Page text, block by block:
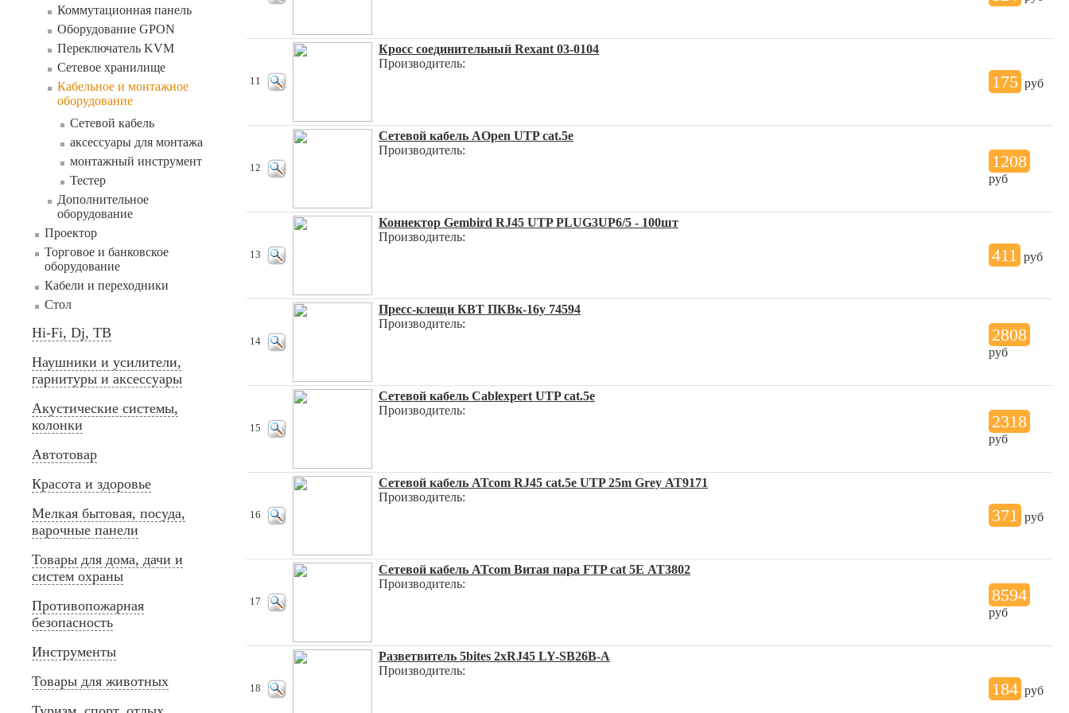
Коммутационная панель
Оборудование GPON
Переключатель KVM
Сетевое хранилище
Кабельное и монтажное
оборудование
Сетевой кабель
аксессуары для монтажа
монтажный инструмент
Тестер
Дополнительное
оборудование
Проектор
Торговое и банковское
оборудование
Кабели и переходники
Стол
Hi-Fi, Dj, ТВ
Наушники и усилители,
гарнитуры и аксессуары
Акустические системы,
колонки
Автотовар
Красота и здоровье
Мелкая бытовая, посуда,
варочные панели
Товары для дома, дачи и
систем охраны
Противопожарная
безопасность
Инструменты
Товары для животных
11
Кросс соединительный Rexant 03-0104
Производитель:
175 руб
12
Сетевой кабель AOpen UTP cat.5e
Производитель:
1208
руб
13
Коннектор Gembird RJ45 UTP PLUG3UP6/5 - 100шт
Производитель:
411 руб
14
Пресс-клещи КВТ ПКВк-16у 74594
Производитель:
2808
руб
15
Сетевой кабель Cablexpert UTP cat.5e
Производитель:
2318
руб
16
Сетевой кабель ATcom RJ45 cat.5e UTP 25m Grey АТ9171
Производитель:
371 руб
17
Сетевой кабель ATcom Витая пара FTP cat 5E АТ3802
Производитель:
8594
руб
18
Разветвитель 5bites 2xRJ45 LY-SB26B-A
Производитель:
184 руб